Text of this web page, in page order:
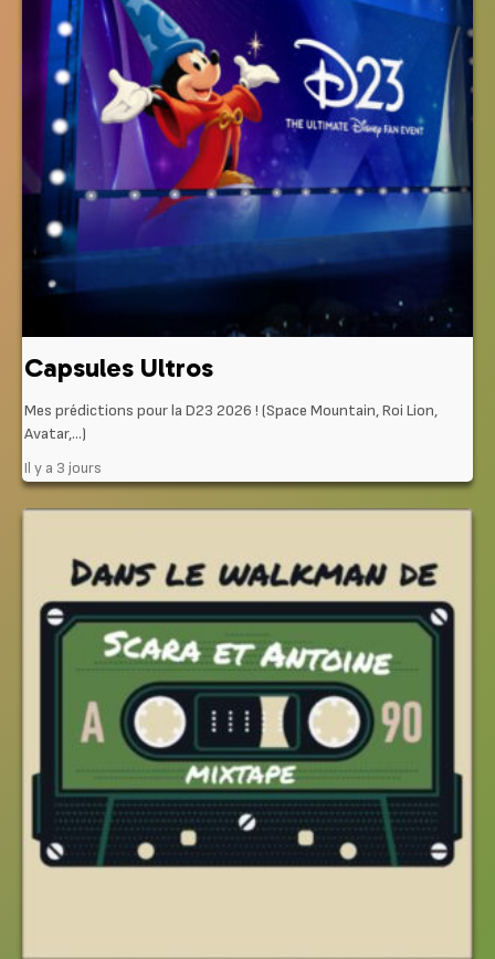
Capsules Ultros
Mes prédictions pour la D23 2026 ! (Space Mountain, Roi Lion,
Avatar,…)
Il y a 3 jours